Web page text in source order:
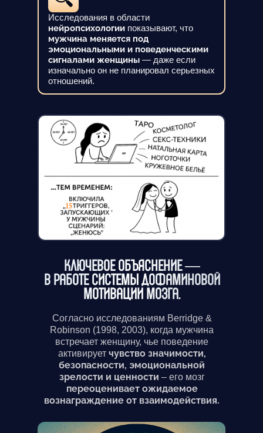
Согласно исследованиям Berridge &
Robinson (1998, 2003), когда мужчина
встречает женщину, чье поведение
активирует чувство значимости,
безопасности, эмоциональной
зрелости и ценности – его мозг
переоценивает ожидаемое
вознаграждение от взаимодействия.
Исследования в области
нейропсихологии показывают, что
мужчина меняется под
эмоциональными и поведенческими
сигналами женщины — даже если
изначально он не планировал серьезных
отношений.
КЛЮЧЕВОЕ ОБЪЯСНЕНИЕ —
В РАБОТЕ СИСТЕМЫ ДОФАМИНОВОЙ
МОТИВАЦИИ МОЗГА.